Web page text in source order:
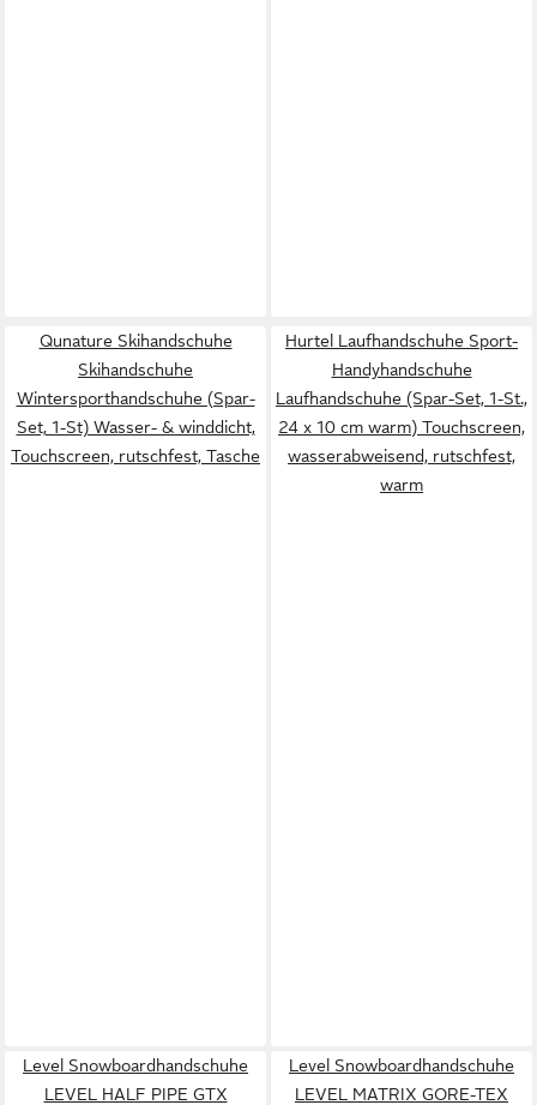
Qunature Skihandschuhe
Skihandschuhe
Wintersporthandschuhe (Spar-
Set, 1-St) Wasser- & winddicht,
Touchscreen, rutschfest, Tasche
Hurtel Laufhandschuhe Sport-
Handyhandschuhe
Laufhandschuhe (Spar-Set, 1-St.,
24 x 10 cm warm) Touchscreen,
wasserabweisend, rutschfest,
warm
Level Snowboardhandschuhe
LEVEL HALF PIPE GTX
Level Snowboardhandschuhe
LEVEL MATRIX GORE-TEX